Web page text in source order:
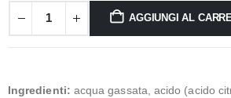
AGGIUNGI AL
Ingredienti: acqua gassata, acido (acido